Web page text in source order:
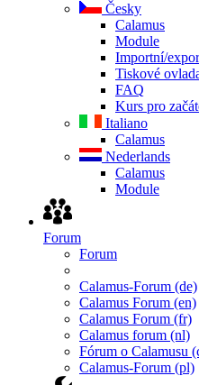
Česky
Calamus
Module
Importní/
Tiskové
FAQ
Kurs pro
Italiano
Calamus
Nederlands
Calamus
Module
Forum
Forum
Calamus-Forum (de)
Calamus Forum (en)
Calamus Forum (fr)
Calamus forum (nl)
Fórum o Calamusu
Calamus-Forum (pl)